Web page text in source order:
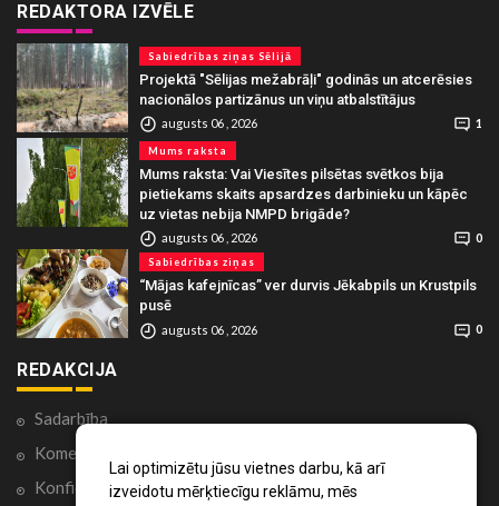
Lai optimizētu jūsu vietnes darbu, kā arī
izveidotu mērķtiecīgu reklāmu, mēs
REDAKTORA IZVĒLE
Sabiedrības ziņas Sēlijā
Projektā "Sēlijas mežabrāļi" godinās un atcerēsies
nacionālos partizānus un viņu atbalstītājus
augusts 06 , 2026 1
Mums raksta
Mums raksta: Vai Viesītes pilsētas svētkos bija
pietiekams skaits apsardzes darbinieku un kāpēc
uz vietas nebija NMPD brigāde?
augusts 06 , 2026 0
Sabiedrības ziņas
“Mājas kafejnīcas” ver durvis Jēkabpils un Krustpils
pusē
augusts 06 , 2026 0
REDAKCIJA
Sadarbība
Komentāri portālā
Konfidencialitātes politika